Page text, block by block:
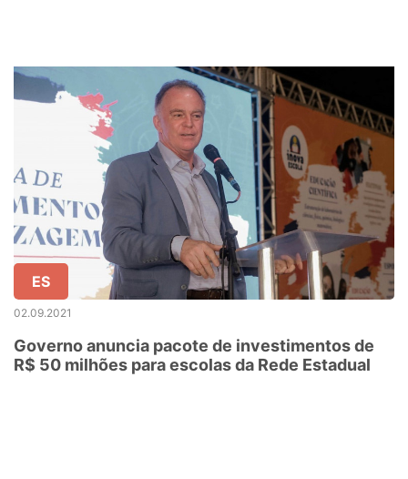
ES
02.09.2021
Governo anuncia pacote de investimentos de
R$ 50 milhões para escolas da Rede Estadual